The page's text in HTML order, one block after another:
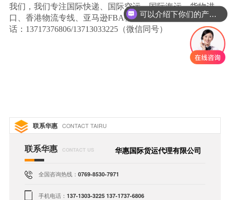
我们，我们专注国际快递、国际空运、国际海运、货物进
口、香港物流专线、亚马逊FBA物流入仓服务，联系电
话：13717376806/13713033225（微信同号）
联系华惠 CONTACT TAIRU
联系华惠 CONTACT US 华惠国际货运代理有限公司
全国咨询热线：0769-8530-7971
手机电话：137-1303-3225 137-1737-6806
可以介绍下你们的产品么